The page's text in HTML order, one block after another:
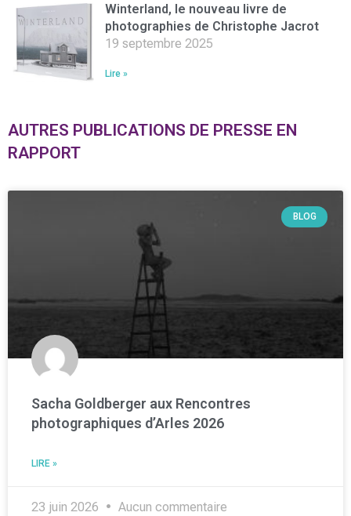
Winterland, le nouveau livre de
photographies de Christophe Jacrot
19 septembre 2025
Lire »
AUTRES PUBLICATIONS DE PRESSE EN
RAPPORT
BLOG
Sacha Goldberger aux Rencontres
photographiques d’Arles 2026
LIRE »
23 juin 2026 Aucun commentaire